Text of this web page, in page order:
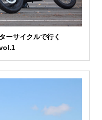
ーサイクルで行く